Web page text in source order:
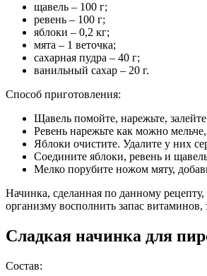
щавель – 100 г;
ревень – 100 г;
яблоки – 0,2 кг;
мята – 1 веточка;
сахарная пудра – 40 г;
ванильный сахар – 20 г.
Способ приготовления:
Щавель помойте, нарежьте,
Ревень нарежьте как можно
Яблоки очистите. Удалите у них
Соедините яблоки, ревень и
Мелко порубите ножом мяту,
Начинка, сделанная по данному
организму восполнить запас витаминов,
Сладкая начинка для
Состав: